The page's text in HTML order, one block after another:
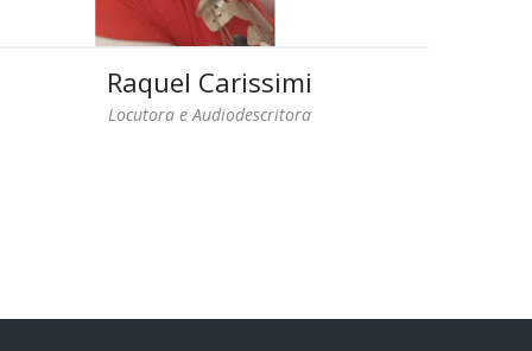
Raquel Carissimi
Locutora e Audiodescritora